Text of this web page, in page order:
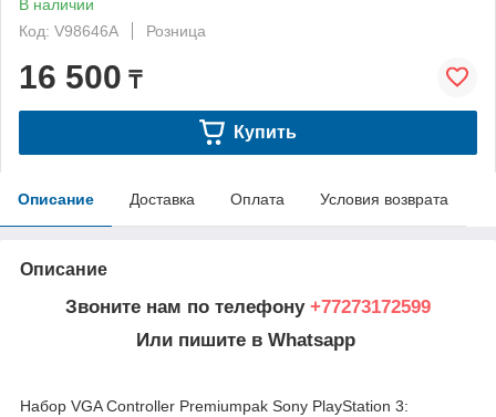
В наличии
Код: V98646A
Розница
16 500 ₸
Купить
Описание Доставка Оплата Условия возврата
Описание
Звоните нам по телефону +77273172599
Или пишите в Whatsapp
Набор VGA Controller Premiumpak Sony PlayStation 3: